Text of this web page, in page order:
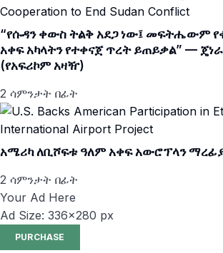
“የሱዳን ቀውስ ትልቅ አደጋ ነው፤ መፍትሔውም
አቀፍ አካላትን የተቀናጀ ጥረት ይጠይቃል” —
(የአፍሪኮም አዛዥ)
2 ሳምንታት በፊት
አሜሪካ ለቢሾፍቱ ዓለም አቀፍ አውሮፕላን
2 ሳምንታት በፊት
Your Ad Here
Ad Size: 336x280 px
PURCHASE